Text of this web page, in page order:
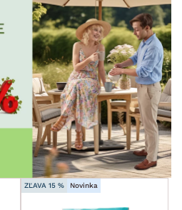
ZĽAVA 15 % Novinka